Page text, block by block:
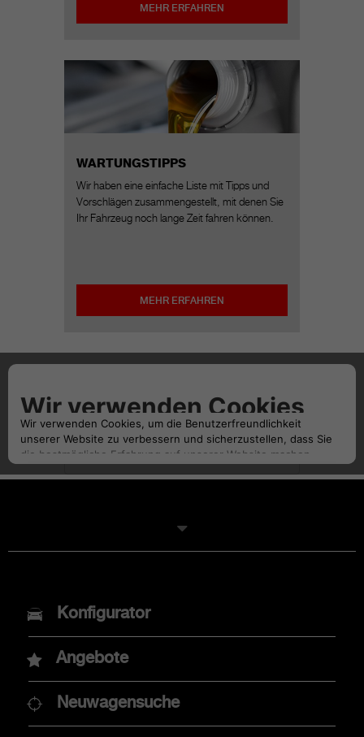
MEHR ERFAHREN
WARTUNGSTIPPS
Wir haben eine einfache Liste mit Tipps und
Vorschlägen zusammengestellt, mit denen Sie
Ihr Fahrzeug noch lange Zeit fahren können.
MEHR ERFAHREN
MODELLE
Neuer Abarth 600e
Abarth 500e
Konfigurator
Angebote
Neuwagensuche